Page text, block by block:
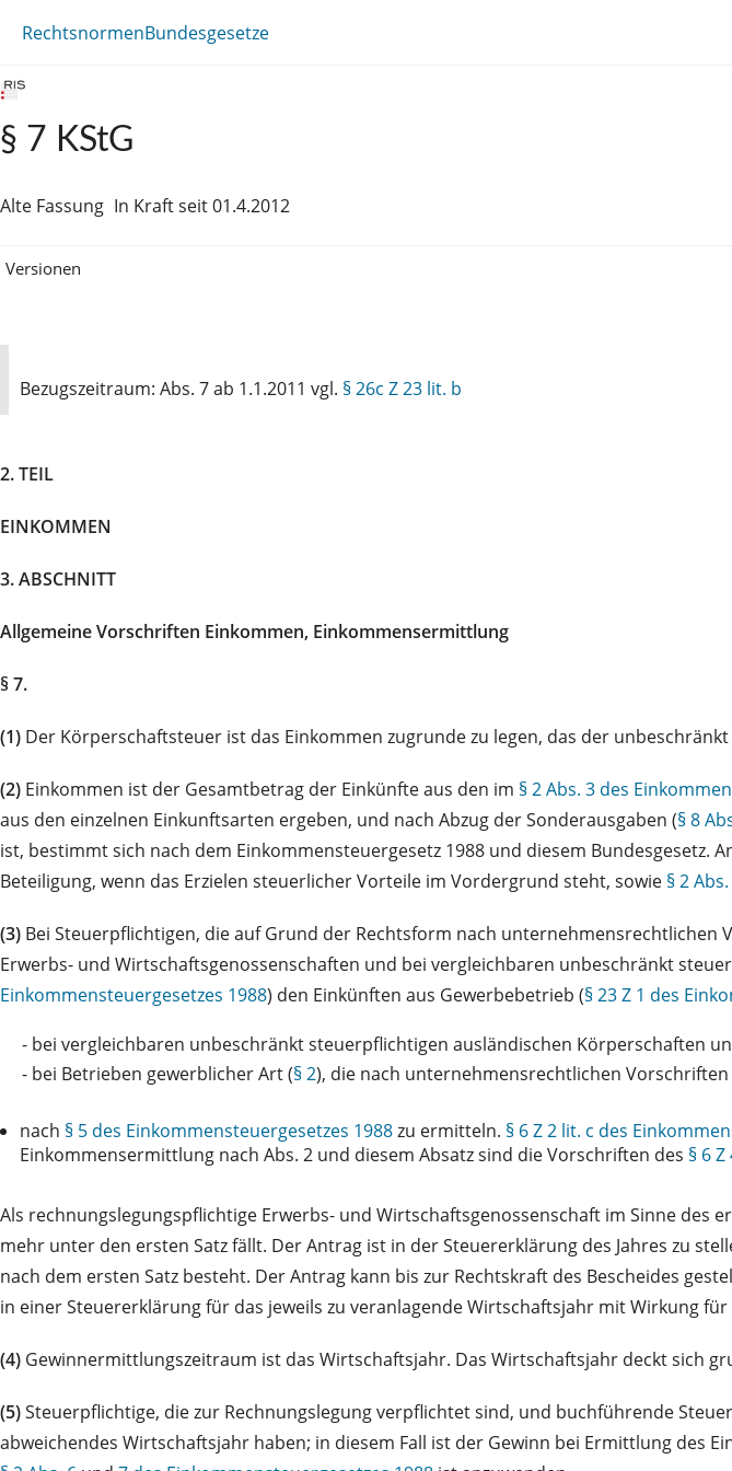
RechtsnormenBundesgesetze
§ 7 KStG
Alte Fassung In Kraft seit 01.4.2012
Versionen
Bezugszeitraum: Abs. 7 ab 1.1.2011 vgl. § 26c Z 23 lit. b
2. TEIL
EINKOMMEN
3. ABSCHNITT
Allgemeine Vorschriften Einkommen, Einkommensermittlung
§ 7.
(1) Der Körperschaftsteuer ist das Einkommen zugrunde zu legen, das der
(2) Einkommen ist der Gesamtbetrag der Einkünfte aus den im § 2 Abs. 3 des
aus den einzelnen Einkunftsarten ergeben, und nach Abzug der Sonderausgaben (§ 8
ist, bestimmt sich nach dem Einkommensteuergesetz 1988 und diesem Bundesgesetz.
Beteiligung, wenn das Erzielen steuerlicher Vorteile im Vordergrund steht, sowie § 2
(3) Bei Steuerpflichtigen, die auf Grund der Rechtsform nach
Erwerbs- und Wirtschaftsgenossenschaften und bei vergleichbaren unbeschränkt
Einkommensteuergesetzes 1988) den Einkünften aus Gewerbebetrieb (§ 23 Z 1 des
- bei vergleichbaren unbeschränkt steuerpflichtigen ausländischen Körperschaften
- bei Betrieben gewerblicher Art (§ 2), die nach unternehmensrechtlichen
nach § 5 des Einkommensteuergesetzes 1988zu ermitteln. § 6 Z 2 lit. c des
Einkommensermittlung nach Abs. 2 und diesem Absatz sind die Vorschriften des § 6 Z
Als rechnungslegungspflichtige Erwerbs- und Wirtschaftsgenossenschaft im Sinne des
mehr unter den ersten Satz fällt. Der Antrag ist in der Steuererklärung des Jahres zu
nach dem ersten Satz besteht. Der Antrag kann bis zur Rechtskraft des Bescheides
in einer Steuererklärung für das jeweils zu veranlagende Wirtschaftsjahr mit Wirkung
(4) Gewinnermittlungszeitraum ist das Wirtschaftsjahr. Das Wirtschaftsjahr deckt sich
(5)Steuerpflichtige, die zur Rechnungslegung verpflichtet sind, und buchführende
abweichendes Wirtschaftsjahr haben; in diesem Fall ist der Gewinn bei Ermittlung des